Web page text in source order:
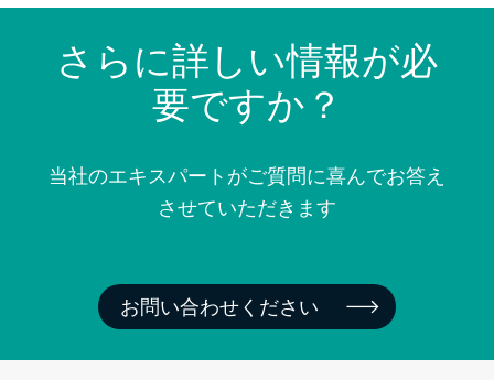
さらに詳しい情報が必
要ですか？
当社のエキスパートがご質問に喜んでお答え
させていただきます
お問い合わせください